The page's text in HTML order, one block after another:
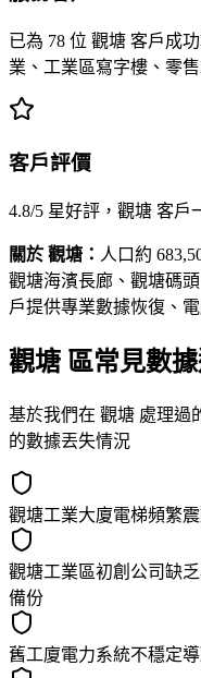
已為 78 位 觀塘 客戶成
業、工業區寫字樓、零售
客戶評價
4.8/5 星好評，觀塘 客戶
關於 觀塘： 人口約
觀塘海濱長廊、觀塘碼
戶提供專業數據恢復、
觀塘 區常見數
基於我們在 觀塘 處理過
的數據丟失情況
觀塘工業大廈電梯頻繁
觀塘工業區初創公司缺
備份
舊工廈電力系統不穩定